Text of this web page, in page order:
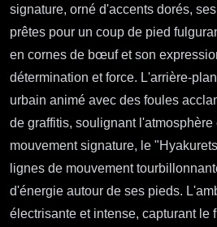
signature, orné d'accents dorés,
prêtes pour un coup de pied
en cornes de bœuf et son
détermination et force. L'arrière-
urbain animé avec des foules
de graffitis, soulignant
mouvement signature, le
lignes de mouvement
d'énergie autour de ses pieds.
électrisante et intense, capturant le